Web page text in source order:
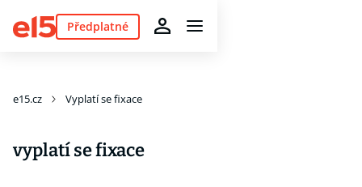
Předplatné
e15.cz Vyplatí se fixace
vyplatí se fixace